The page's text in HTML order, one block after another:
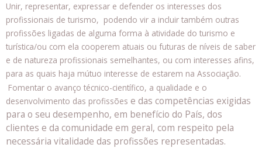
Unir, representar, expressar e defender os interesses dos
profissionais de turismo, podendo vir a incluir também outras
profissões ligadas de alguma forma à atividade do turismo e
turística/ou com ela cooperem atuais ou futuras de níveis de saber
e de natureza profissionais semelhantes, ou com interesses afins,
para as quais haja mútuo interesse de estarem na Associação.
Fomentar o avanço técnico-científico, a qualidade e o
desenvolvimento das profissões e das competências exigidas
para o seu desempenho, em benefício do País, dos
clientes e da comunidade em geral, com respeito pela
necessária vitalidade das profissões representadas.